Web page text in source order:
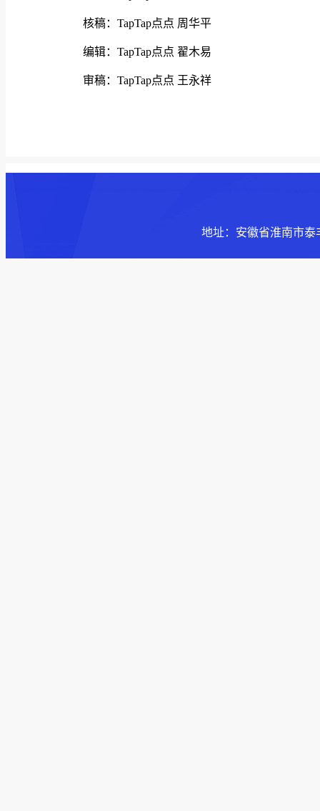
核稿：TapTap点点 周华平
编辑：TapTap点点 翟木易
审稿：TapTap点点 王永祥
地址：安徽省淮南市泰